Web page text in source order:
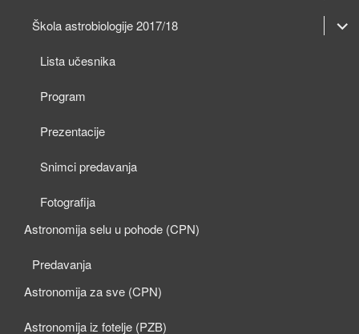
menu
Škola astrobiologije 2017/18
Lista učesnika
Program
Prezentacije
Snimci predavanja
Fotografija
Astronomija selu u pohode (CPN)
Predavanja
Astronomija za sve (CPN)
Astronomija iz fotelje (PZB)